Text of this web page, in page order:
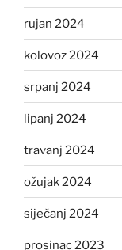
rujan 2024
kolovoz 2024
srpanj 2024
lipanj 2024
travanj 2024
ožujak 2024
siječanj 2024
prosinac 2023